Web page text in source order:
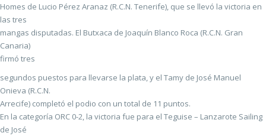
Homes de Lucio Pérez Aranaz (R.C.N. Tenerife), que se llevó la victoria en
las tres
mangas disputadas. El Butxaca de Joaquín Blanco Roca (R.C.N. Gran
Canaria)
firmó tres
segundos puestos para llevarse la plata, y el Tamy de José Manuel
Onieva (R.C.N.
Arrecife) completó el podio con un total de 11 puntos.
En la categoría ORC 0-2, la victoria fue para el Teguise – Lanzarote Sailing
de José